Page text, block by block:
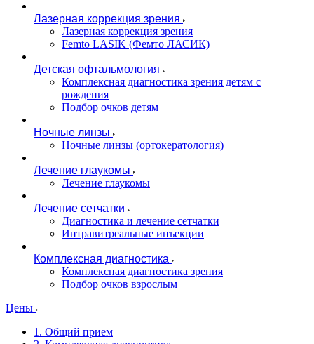
Лазерная коррекция зрения
Лазерная коррекция зрения
Femto LASIK (Фемто ЛАСИК)
Детская офтальмология
Комплексная диагностика зрения детям c
рождения
Подбор очков детям
Ночные линзы
Ночные линзы (ортокератология)
Лечение глаукомы
Лечение глаукомы
Лечение сетчатки
Диагностика и лечение сетчатки
Интравитреальные инъекции
Комплексная диагностика
Комплексная диагностика зрения
Подбор очков взрослым
Цены
1. Общий прием